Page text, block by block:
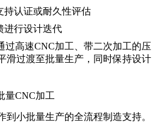
持认证或耐久性评估
进行设计迭代
过高速CNC加工、带二次加工的压
滑过渡至批量生产 ，同时保持设计
量CNC加工
到 小批量生产的全流程制造支持。